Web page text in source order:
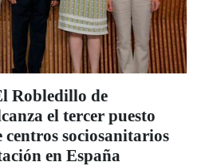
Robledillo de
el tercer puesto
sociosanitarios
en España